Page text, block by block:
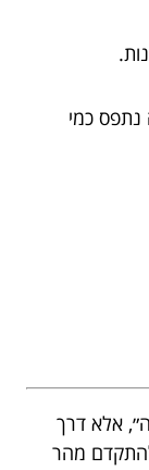
נתפס כמי
אלא דרך
מהר